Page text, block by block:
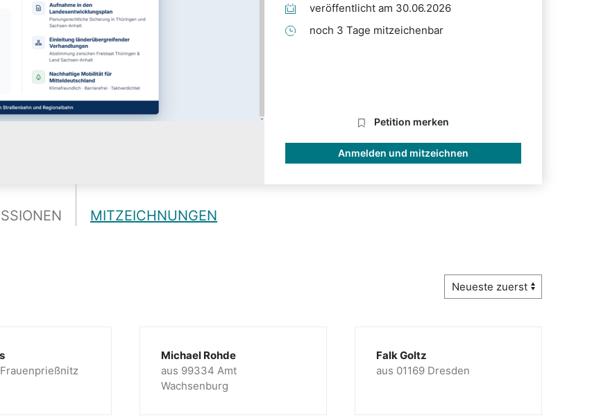
veröffentlicht am 30.06.2026
noch 3 Tage mitzeichenbar
Petition merken
Anmelden und mitzeichnen
MITZEICHNUNGEN
Michael Rohde
aus 99334 Amt
Wachsenburg
Falk Goltz
aus 01169 Dresden